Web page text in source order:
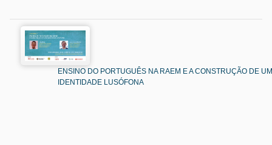
ENSINO DO PORTUGUÊS NA RAEM E A CONSTRUÇÃO DE
IDENTIDADE LUSÓFONA